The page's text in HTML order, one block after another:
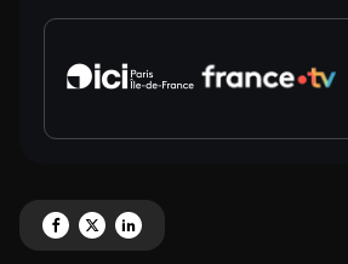
Partagez 'Magazines' sur Facebook
Partagez 'Magazines' sur X
Partagez 'Magazines' sur LinkedIn